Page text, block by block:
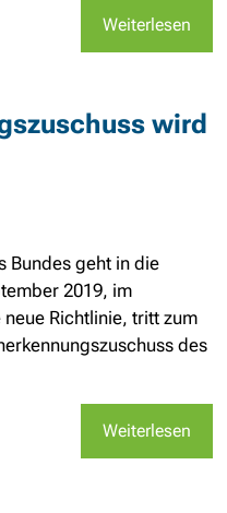
Weiterlesen
wird
Bundes geht in die
2019, im
Richtlinie, tritt zum
des
Weiterlesen